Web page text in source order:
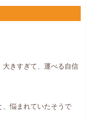
大きすぎて、運べる自信
、悩まれていたそうで